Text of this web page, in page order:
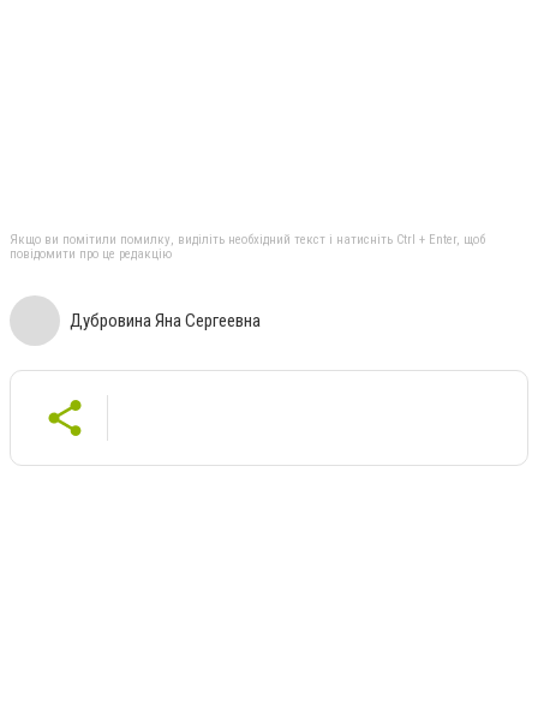
Якщо ви помітили помилку, виділіть необхідний текст і натисніть Ctrl + Enter, щоб
повідомити про це редакцію
Дубровина Яна Сергеевна